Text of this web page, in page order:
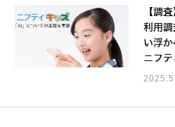
【調
利用
い浮
ニフ